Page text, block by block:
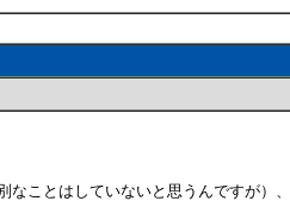
なことはしていないと思うんですが）